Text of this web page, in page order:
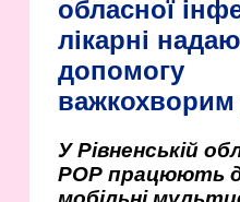
обласної
лікарні
допомогу
У Рівненській
РОР працюють